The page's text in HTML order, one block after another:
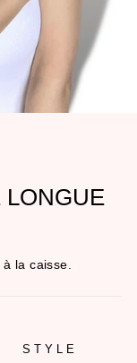
LONGUE
la caisse.
STYLE